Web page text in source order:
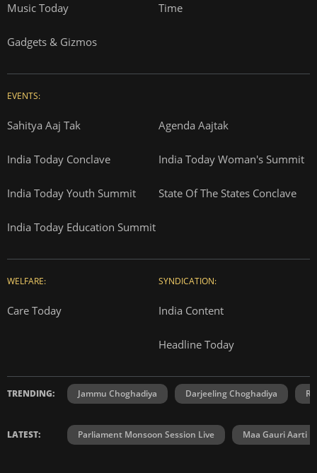
Music Today Time
Gadgets & Gizmos
EVENTS:
Sahitya Aaj Tak Agenda Aajtak
India Today Conclave India Today Woman's Summit
India Today Youth Summit State Of The States Conclave
India Today Education Summit
WELFARE:
Care Today
SYNDICATION:
India Content
Headline Today
TRENDING: Jammu Choghadiya Darjeeling Choghadiya
LATEST: Parliament Monsoon Session Live Maa Gauri Aarti